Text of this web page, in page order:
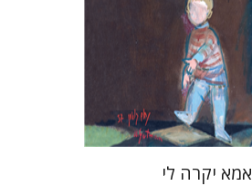
מחיר השקה
$53
$37
אמא יקרה לי